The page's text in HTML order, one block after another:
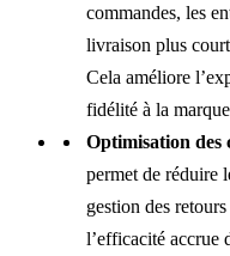
commandes, les
livraison plus
Cela améliore
fidélité à la
Optimisation des
permet de réduire
gestion des
l’efficacité accrue